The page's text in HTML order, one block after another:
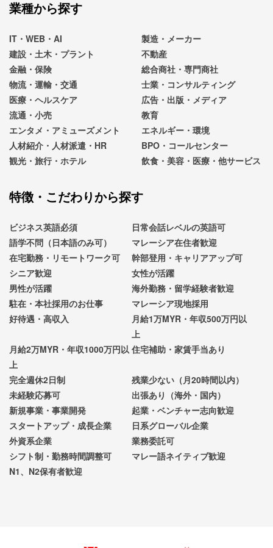
業種から探す
IT・WEB・AI
製造・メーカー
建設・土木・プラント
不動産
金融・保険
総合商社・専門商社
物流・運輸・交通
士業・コンサルティング
医療・ヘルスケア
広告・出版・メディア
流通・小売
教育
エンタメ・アミューズメント
エネルギー・環境
人材紹介・人材派遣・HR
BPO・コールセンター
観光・旅行・ホテル
飲食・美容・医療・他サービス
特徴・こだわりから探す
ビジネス英語必須
日常会話レベルの英語可
語学不問（日本語のみ可）
マレーシア在住者歓迎
在宅勤務・リモートワーク可
幹部登用・キャリアアップ可
シニア歓迎
女性が活躍
男性が活躍
海外勤務・留学経験者歓迎
駐在・本社採用のお仕事
マレーシア現地採用
好待遇・高収入
月給1万MYR・年収500万円以
上
月給2万MYR・年収1000万円以
上
住宅補助・家賃手当あり
完全週休2日制
残業少ない（月20時間以内）
未経験応募可
出張あり（海外・国内）
新規事業・事業開発
起業・ベンチャー志向歓迎
スタートアップ・成長企業
日系グローバル企業
外資系企業
業務委託可
シフト制・勤務時間調整可
マレー語ネイティブ歓迎
N1、N2保有者歓迎